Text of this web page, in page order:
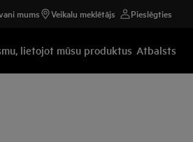
mums Veikalu meklētājs Pieslēgties
lietojot mūsu produktus Atbalsts